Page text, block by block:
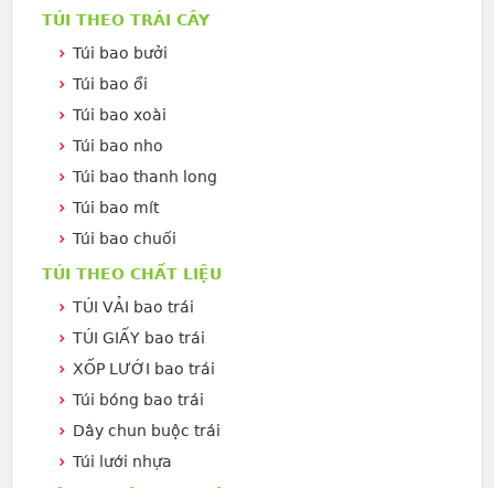
TÚI THEO TRÁI CÂY
Túi bao bưởi
Túi bao ổi
Túi bao xoài
Túi bao nho
Túi bao thanh long
Túi bao mít
Túi bao chuối
TÚI THEO CHẤT LIỆU
TÚI VẢI bao trái
TÚI GIẤY bao trái
XỐP LƯỚI bao trái
Túi bóng bao trái
Dây chun buộc trái
Túi lưới nhựa